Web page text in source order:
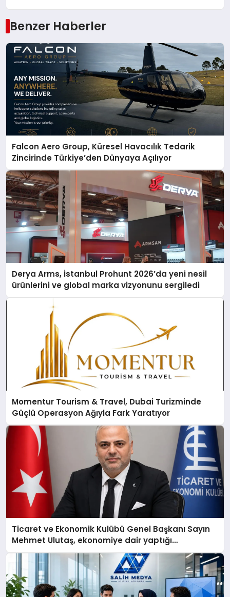
Benzer Haberler
Falcon Aero Group, Küresel Havacılık Tedarik
Zincirinde Türkiye’den Dünyaya Açılıyor
Derya Arms, İstanbul Prohunt 2026’da yeni nesil
ürünlerini ve global marka vizyonunu sergiledi
Momentur Tourism & Travel, Dubai Turizminde
Güçlü Operasyon Ağıyla Fark Yaratıyor
Ticaret ve Ekonomik Kulübü Genel Başkanı Sayın
Mehmet Ulutaş, ekonomiye dair yaptığı
açıklamada şunları kaydetti: